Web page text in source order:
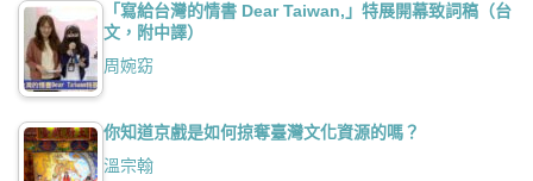
「寫給台灣的情書 Dear Taiwan,」特展開幕致詞稿（台
文，附中譯）
周婉窈
你知道京戲是如何掠奪臺灣文化資源的嗎？
溫宗翰